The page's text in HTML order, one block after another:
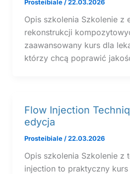
Prosteibiale /22.03.2026
Opis szkolenia Szkolenie z
rekonstrukcji
zaawansowany kurs dla
którzy chcą poprawić
Flow Injection
edycja
Prosteibiale /22.03.2026
Opis szkolenia Szkolenie z
injection to praktyczny